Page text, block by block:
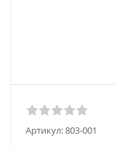
Артикул:803-001